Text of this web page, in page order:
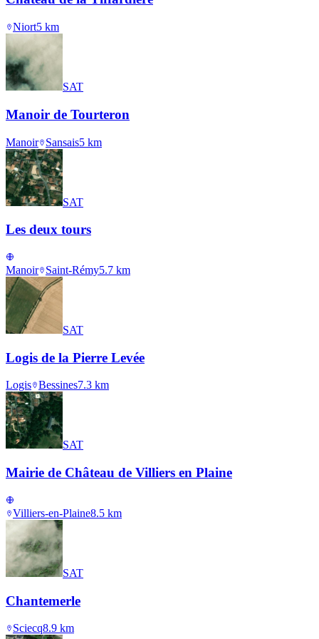
Niort5 km
SAT
Manoir de Tourteron
Manoir Sansais5 km
SAT
Les deux tours
Manoir Saint-Rémy5.7 km
SAT
Logis de la Pierre Levée
Logis Bessines7.3 km
SAT
Mairie de Château de Villiers en Plaine
Villiers-en-Plaine8.5 km
SAT
Chantemerle
Sciecq8.9 km